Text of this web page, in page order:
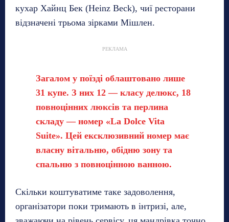
кухар Хайнц Бек (Heinz Beck), чиї ресторани
відзначені трьома зірками Мішлен.
РЕКЛАМА
Загалом у поїзді облаштовано лише
31 купе. З них 12 — класу делюкс, 18
повноцінних люксів та перлина
складу — номер «La Dolce Vita
Suite». Цей ексклюзивний номер має
власну вітальню, обідню зону та
спальню з повноцінною ванною.
Скільки коштуватиме таке задоволення,
організатори поки тримають в інтризі, але,